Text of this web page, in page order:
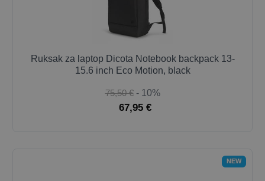
Ruksak za laptop Dicota Notebook backpack 13-
15.6 inch Eco Motion, black
75,50 € - 10%
67,95 €
NEW